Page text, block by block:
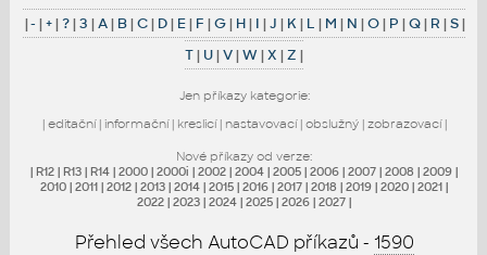
|- |+|?|3 |A| B|C| D| E| F |G| H| I |J | K| L | M | N |O| P |Q| R |S|
T| U|V|W|X |Z |
Jen příkazy kategorie:
| editační| informační| kreslicí| nastavovací| obslužný| zobrazovací|
Nové příkazy od verze:
| R12 | R13 | R14 | 2000 | 2000i | 2002 | 2004 | 2005 | 2006 | 2007 | 2008 | 2009 |
2010 | 2011 | 2012 | 2013 | 2014 | 2015 | 2016 | 2017 | 2018 | 2019 | 2020 | 2021 |
2022 | 2023 | 2024 | 2025 | 2026 | 2027 |
Přehled všech AutoCAD příkazů - 1590